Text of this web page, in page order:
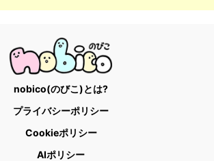
nobico(のびこ)とは?
プライバシーポリシー
Cookieポリシー
AIポリシー